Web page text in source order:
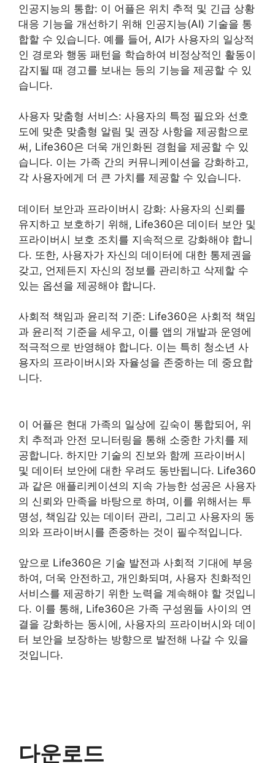
인공지능의 통합: 이 어플은 위치 추적 및 긴급 상황
대응 기능을 개선하기 위해 인공지능(AI) 기술을 통
합할 수 있습니다. 예를 들어, AI가 사용자의 일상적
인 경로와 행동 패턴을 학습하여 비정상적인 활동이
감지될 때 경고를 보내는 등의 기능을 제공할 수 있
습니다.
사용자 맞춤형 서비스: 사용자의 특정 필요와 선호
도에 맞춘 맞춤형 알림 및 권장 사항을 제공함으로
써, Life360은 더욱 개인화된 경험을 제공할 수 있
습니다. 이는 가족 간의 커뮤니케이션을 강화하고,
각 사용자에게 더 큰 가치를 제공할 수 있습니다.
데이터 보안과 프라이버시 강화: 사용자의 신뢰를
유지하고 보호하기 위해, Life360은 데이터 보안 및
프라이버시 보호 조치를 지속적으로 강화해야 합니
다. 또한, 사용자가 자신의 데이터에 대한 통제권을
갖고, 언제든지 자신의 정보를 관리하고 삭제할 수
있는 옵션을 제공해야 합니다.
사회적 책임과 윤리적 기준: Life360은 사회적 책임
과 윤리적 기준을 세우고, 이를 앱의 개발과 운영에
적극적으로 반영해야 합니다. 이는 특히 청소년 사
용자의 프라이버시와 자율성을 존중하는 데 중요합
니다.
이 어플은 현대 가족의 일상에 깊숙이 통합되어, 위
치 추적과 안전 모니터링을 통해 소중한 가치를 제
공합니다. 하지만 기술의 진보와 함께 프라이버시
및 데이터 보안에 대한 우려도 동반됩니다. Life360
과 같은 애플리케이션의 지속 가능한 성공은 사용자
의 신뢰와 만족을 바탕으로 하며, 이를 위해서는 투
명성, 책임감 있는 데이터 관리, 그리고 사용자의 동
의와 프라이버시를 존중하는 것이 필수적입니다.
앞으로 Life360은 기술 발전과 사회적 기대에 부응
하여, 더욱 안전하고, 개인화되며, 사용자 친화적인
서비스를 제공하기 위한 노력을 계속해야 할 것입니
다. 이를 통해, Life360은 가족 구성원들 사이의 연
결을 강화하는 동시에, 사용자의 프라이버시와 데이
터 보안을 보장하는 방향으로 발전해 나갈 수 있을
것입니다.
다운로드